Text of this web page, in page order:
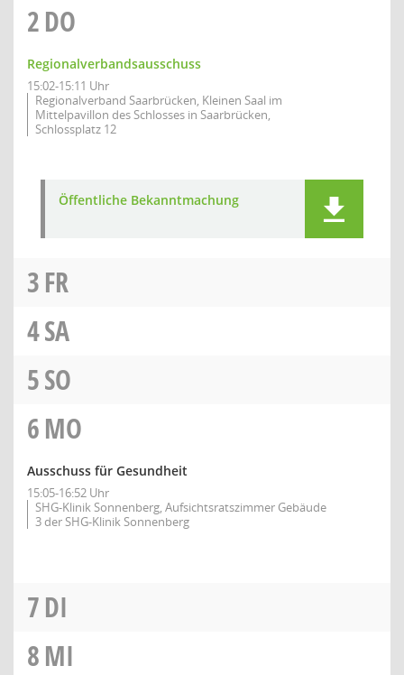
2DO
Regionalverbandsausschuss
15:02-15:11 Uhr
Regionalverband Saarbrücken, Kleinen Saal im
Mittelpavillon des Schlosses in Saarbrücken,
Schlossplatz 12
Öffentliche Bekanntmachung
3FR
4SA
5SO
6MO
Ausschuss für Gesundheit
15:05-16:52 Uhr
SHG-Klinik Sonnenberg, Aufsichtsratszimmer Gebäude
3 der SHG-Klinik Sonnenberg
7DI
8MI